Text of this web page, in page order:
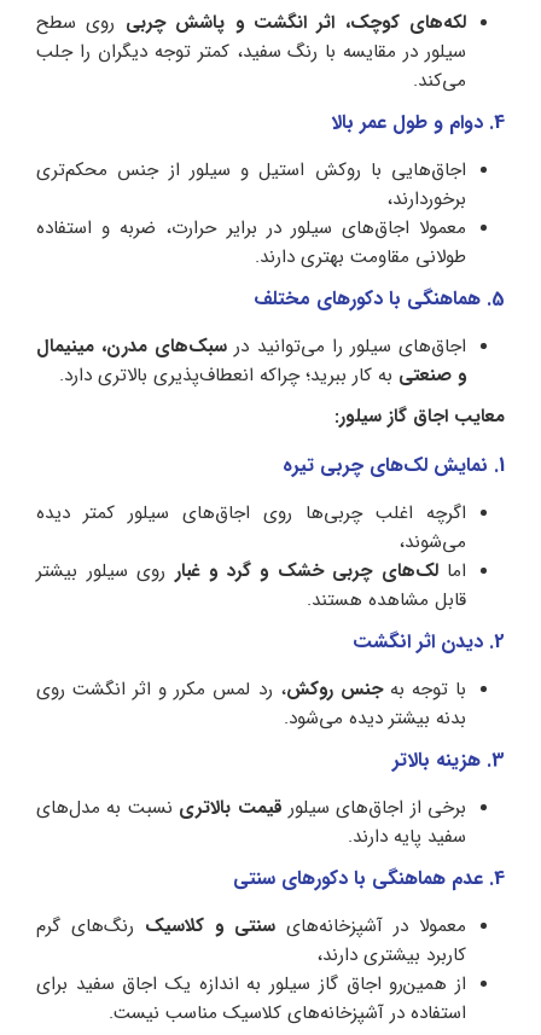
لکه‌های کوچک، اثر انگشت و پاشش چربی روی سطح
سیلور در مقایسه با رنگ سفید، کمتر توجه دیگران را جلب
می‌کند.
4. دوام و طول عمر بالا
اجاق‌هایی با روکش استیل و سیلور از جنس محکم‌تری
برخوردارند،
معمولا اجاق‌های سیلور در برایر حرارت، ضربه و استفاده
طولانی مقاومت بهتری دارند.
5. هماهنگی با دکورهای مختلف
اجاق‌های سیلور را می‌توانید در سبک‌های مدرن، مینیمال
و صنعتی به کار ببرید؛ چراکه انعطاف‌پذیری بالاتری دارد.
معایب اجاق گاز سیلور:
1. نمایش لک‌های چربی تیره
اگرچه اغلب چربی‌ها روی اجاق‌های سیلور کمتر دیده
می‌شوند،
امالک‌های چربی خشک و گرد و غبار روی سیلور بیشتر
قابل مشاهده هستند.
2. دیدن اثر انگشت
با توجه بهجنس روکش، رد لمس مکرر و اثر انگشت روی
بدنه بیشتر دیده می‌شود.
3. هزینه بالاتر
برخی از اجاق‌های سیلور قیمت بالاتری نسبت به مدل‌های
سفید پایه دارند.
4. عدم هماهنگی با دکورهای سنتی
معمولا در آشپزخانه‌های سنتی و کلاسیک رنگ‌های گرم
کاربرد بیشتری دارند،
از همین‌رو اجاق گاز سیلور به اندازه یک اجاق سفید برای
استفاده در آشپزخانه‌های کلاسیک مناسب نیست.